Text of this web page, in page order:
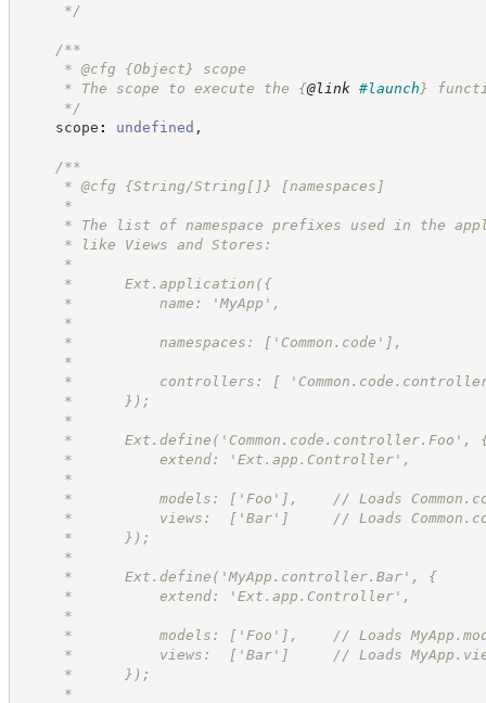
*/
/**
* @cfg {Object}
scope
* The scope to execute the {@link #launch }
*/
scope : undefined ,
/**
* @cfg {String/String[]} [namespaces]
*
* The list of namespace prefixes used in the
* like Views and Stores:
*
*      Ext.application({
*          name: 'MyApp',
*
*          namespaces: ['Common.code'],
*
*          controllers: [
*      });
*
*      Ext.define('Common.code.controller.Foo',
*          extend: 'Ext.app.Controller',
*
*          models: ['Foo'],    // Loads
*          views:  ['Bar']     // Loads
*      });
*
*      Ext.define('MyApp.controller.Bar', {
*          extend: 'Ext.app.Controller',
*
*          models: ['Foo'],    // Loads
*          views:  ['Bar']     // Loads
*      });
*